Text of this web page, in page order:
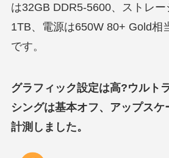
は32GB DDR5-5600、ストレ
1TB、電源は650W 80+ Gold相
です。
グラフィック設定は高?ウルト
シングは基本オフ、アップス
計測しました。